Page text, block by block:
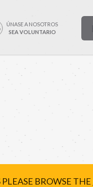
ÚNASE A NOSOTROS
SEA VOLUNTARIO
BROWSE THE